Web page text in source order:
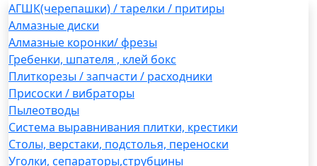
АГШК(черепашки) / тарелки / притиры
Алмазные диски
Алмазные коронки/ фрезы
Гребенки, шпателя , клей бокс
Плиткорезы / запчасти / расходники
Присоски / вибраторы
Пылеотводы
Система выравнивания плитки, крестики
Столы, верстаки, подстолья, переноски
Уголки, сепараторы,струбцины